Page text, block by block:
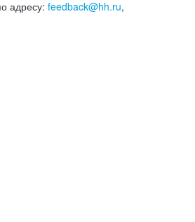
адресу: feedback@hh.ru,